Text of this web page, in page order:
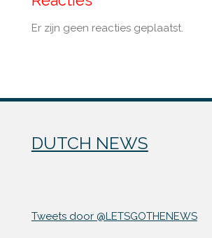
Er zijn geen reacties geplaatst.
DUTCH NEWS
Tweets door @LETSGOTHENEWS